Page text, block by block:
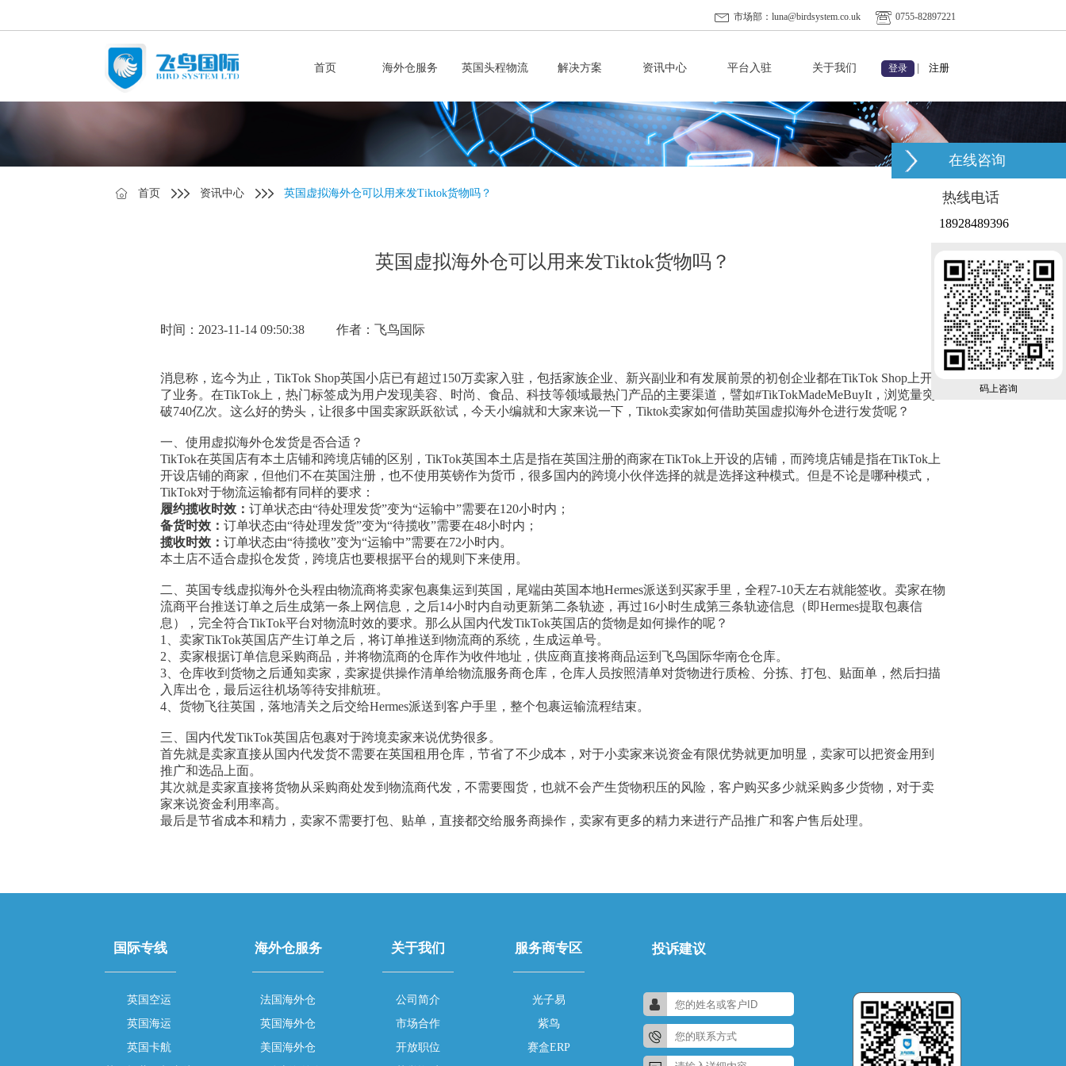
市场部：luna@birdsystem.co.uk 0755-82897221
首页 海外仓服务 英国头程物流 解决方案 资讯中心 平台入驻 关于我们 登录 注册
首页 资讯中心 英国虚拟海外仓可以用来发Tiktok货物吗？
英国虚拟海外仓可以用来发Tiktok货物吗？
时间：2023-11-14 09:50:38 作者：飞鸟国际
消息称，迄今为止，TikTok Shop英国小店已有超过150万卖家入驻，包括家族企业、新兴副业和有发展前景的初创企业都在TikTok Shop上开展
了业务。在TikTok上，热门标签成为用户发现美容、时尚、食品、科技等领域最热门产品的主要渠道，譬如#TikTokMadeMeBuyIt，浏览量突
破740亿次。这么好的势头，让很多中国卖家跃跃欲试，今天小编就和大家来说一下，Tiktok卖家如何借助英国虚拟海外仓进行发货呢？
一、使用虚拟海外仓发货是否合适？
TikTok在英国店有本土店铺和跨境店铺的区别，TikTok英国本土店是指在英国注册的商家在TikTok上开设的店铺，而跨境店铺是指在TikTok上
开设店铺的商家，但他们不在英国注册，也不使用英镑作为货币，很多国内的跨境小伙伴选择的就是选择这种模式。但是不论是哪种模式，
TikTok对于物流运输都有同样的要求：
履约揽收时效： 订单状态由“待处理发货”变为“运输中”需要在120小时内；
备货时效： 订单状态由“待处理发货”变为“待揽收”需要在48小时内；
揽收时效： 订单状态由“待揽收”变为“运输中”需要在72小时内。
本土店不适合虚拟仓发货，跨境店也要根据平台的规则下来使用。
二、英国专线虚拟海外仓头程由物流商将卖家包裹集运到英国，尾端由英国本地Hermes派送到买家手里，全程7-10天左右就能签收。卖家在物
流商平台推送订单之后生成第一条上网信息，之后14小时内自动更新第二条轨迹，再过16小时生成第三条轨迹信息（即Hermes提取包裹信
息），完全符合TikTok平台对物流时效的要求。那么从国内代发TikTok英国店的货物是如何操作的呢？
1、卖家TikTok英国店产生订单之后，将订单推送到物流商的系统，生成运单号。
2、卖家根据订单信息采购商品，并将物流商的仓库作为收件地址，供应商直接将商品运到飞鸟国际华南仓仓库。
3、仓库收到货物之后通知卖家，卖家提供操作清单给物流服务商仓库，仓库人员按照清单对货物进行质检、分拣、打包、贴面单，然后扫描
入库出仓，最后运往机场等待安排航班。
4、货物飞往英国，落地清关之后交给Hermes派送到客户手里，整个包裹运输流程结束。
三、国内代发TikTok英国店包裹对于跨境卖家来说优势很多。
首先就是卖家直接从国内代发货不需要在英国租用仓库，节省了不少成本，对于小卖家来说资金有限优势就更加明显，卖家可以把资金用到
推广和选品上面。
其次就是卖家直接将货物从采购商处发到物流商代发，不需要囤货，也就不会产生货物积压的风险，客户购买多少就采购多少货物，对于卖
家来说资金利用率高。
最后是节省成本和精力，卖家不需要打包、贴单，直接都交给服务商操作，卖家有更多的精力来进行产品推广和客户售后处理。
国际专线
英国空运
英国海运
英国卡航
海外仓服务
法国海外仓
英国海外仓
美国海外仓
关于我们
公司简介
市场合作
开放职位
服务商专区
光子易
紫鸟
赛盒ERP
投诉建议
在线咨询
热线电话
18928489396
码上咨询